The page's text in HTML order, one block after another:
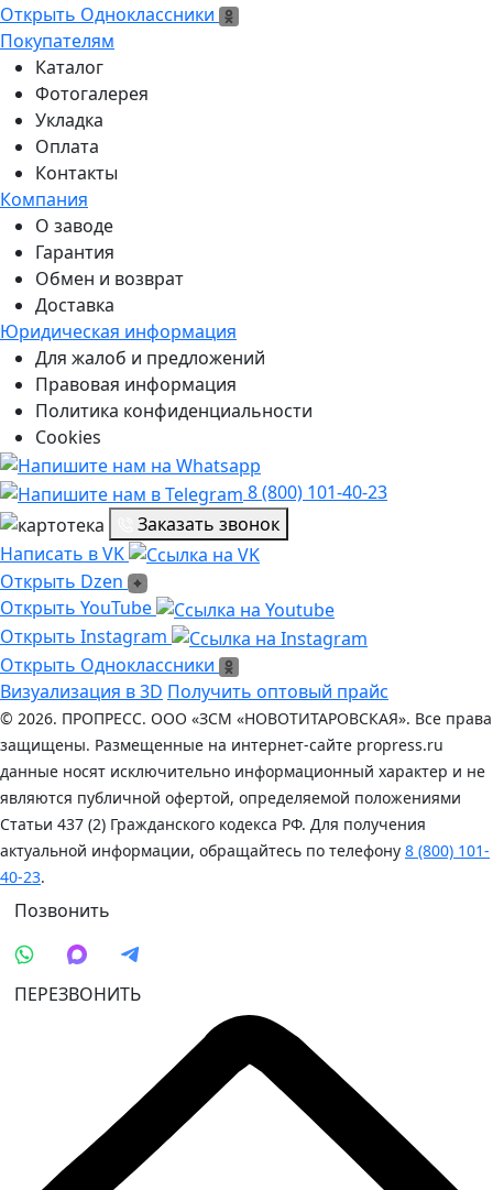
Открыть Одноклассники
Открыть Одноклассники
Покупателям
Каталог
Фотогалерея
Укладка
Оплата
Контакты
Компания
О заводе
Гарантия
Обмен и возврат
Доставка
Юридическая информация
Для жалоб и предложений
Правовая информация
Политика конфиденциальности
Cookies
8 (800) 101-40-23
Заказать звонок
Написать в VK
Написать в VK
Открыть Dzen
Открыть Dzen
Ссылка на Youtube
Открыть YouTube
Ссылка на Instagram
Открыть Instagram
Открыть Одноклассники
Открыть Одноклассники
Визуализация в 3D Получить оптовый прайс
© 2026. ПРОПРЕСС. ООО «ЗСМ «НОВОТИТАРОВСКАЯ». Все права
защищены. Размещенные на интернет-сайте propress.ru
данные носят исключительно информационный характер и не
являются публичной офертой, определяемой положениями
Статьи 437 (2) Гражданского кодекса РФ. Для получения
актуальной информации, обращайтесь по телефону 8 (800) 101-
40-23.
Позвонить
ПЕРЕЗВОНИТЬ